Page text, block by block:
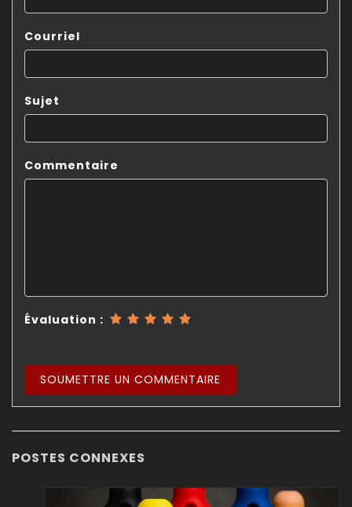
Courriel
Sujet
Commentaire
Évaluation :
POSTES CONNEXES